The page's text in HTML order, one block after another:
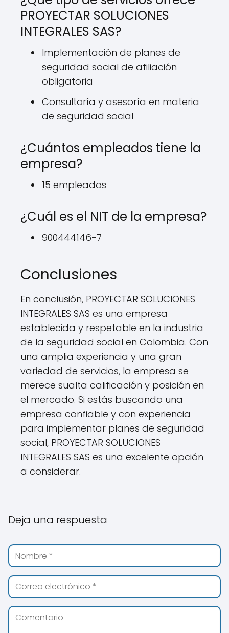
PROYECTAR SOLUCIONES
INTEGRALES SAS?
Implementación de planes de
seguridad social de afiliación
obligatoria
Consultoría y asesoría en materia
de seguridad social
¿Cuántos empleados tiene la
empresa?
15 empleados
¿Cuál es el NIT de la empresa?
900444146-7
Conclusiones
En conclusión, PROYECTAR SOLUCIONES
INTEGRALES SAS es una empresa
establecida y respetable en la industria
de la seguridad social en Colombia. Con
una amplia experiencia y una gran
variedad de servicios, la empresa se
merece sualta calificación y posición en
el mercado. Si estás buscando una
empresa confiable y con experiencia
para implementar planes de seguridad
social, PROYECTAR SOLUCIONES
INTEGRALES SAS es una excelente opción
a considerar.
Deja una respuesta